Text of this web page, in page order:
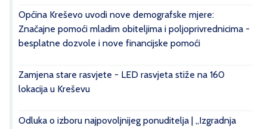
Općina Kreševo uvodi nove demografske mjere:
Značajne pomoći mladim obiteljima i poljoprivrednicima -
besplatne dozvole i nove financijske pomoći
Zamjena stare rasvjete - LED rasvjeta stiže na 160
lokacija u Kreševu
Odluka o izboru najpovoljnijeg ponuditelja | „Izgradnja